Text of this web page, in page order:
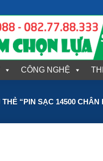
CÔNG NGHỆ
“PIN SẠC 14500 CHÂN